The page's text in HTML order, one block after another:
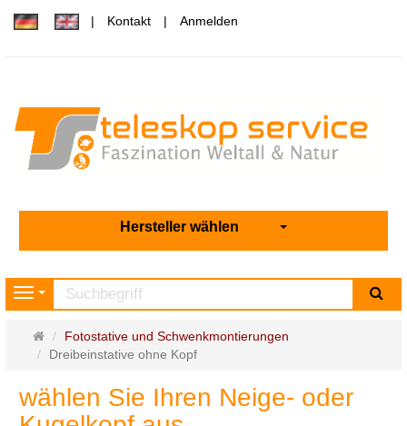
Kontakt Anmelden
Hersteller wählen
Navigation
Startseite
Fotostative und Schwenkmontierungen
Dreibeinstative ohne Kopf
wählen Sie Ihren Neige- oder